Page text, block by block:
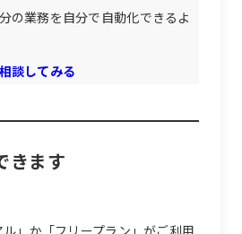
の業務を自分で自動化できるよ
談してみる
きます
ル」か「フリープラン」がご利用